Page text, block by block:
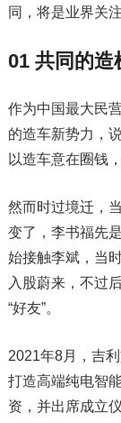
同，将是业界关
01 共同的造
作为中国最大民
的造车新势力，
以造车意在圈钱
然而时过境迁，
变了，李书福先
始接触李斌，当
入股蔚来，不过
“好友”。
2021年8月，吉
打造高端纯电智
资，并出席成立